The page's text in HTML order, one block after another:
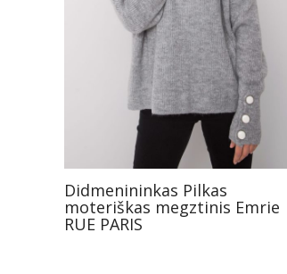
Didmenininkas Pilkas
moteriškas megztinis Emrie
RUE PARIS